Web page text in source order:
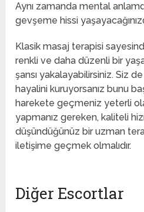
Aynı zamanda mental
gevşeme hissi
Klasik masaj terapisi
renkli ve daha düzenli bir
şansı yakalayabilirsiniz. Siz
hayalini kuruyorsanız bunu
harekete geçmeniz yeterli
yapmanız gereken, kaliteli
düşündüğünüz bir uzman
iletişime geçmek olmalıdır.
Diğer Escortlar